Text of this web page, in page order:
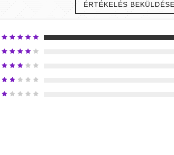
ÉRTÉKELÉS BEKÜLDÉSE